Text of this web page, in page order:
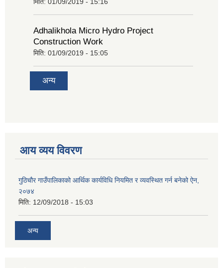
Adhalikhola Micro Hydro Project
Construction Work
मिति: 01/09/2019 - 15:05
अन्य
आय व्यय विवरण
गुठिचौर गाउँपालिकाको आर्थिक कार्यविधि नियमित र व्यवस्थित गर्न बनेको ऐन,
२०७४
मिति: 12/09/2018 - 15:03
अन्य